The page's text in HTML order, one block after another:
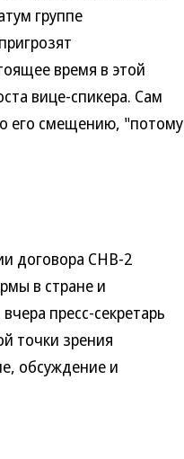
группе
время в этой
вице-спикера. Сам
его смещению, "потому
договора СНВ-2
в стране и
пресс-секретарь
точки зрения
обсуждение и